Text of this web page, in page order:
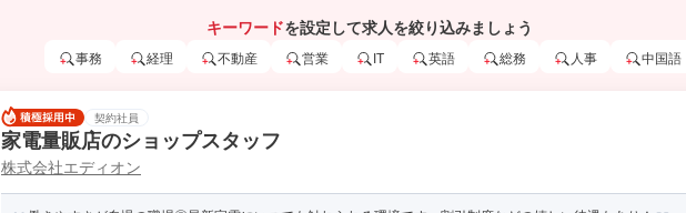
キーワードを設定して求人を絞り込みましょう
事務 経理 不動産 営業 IT 英語 総務 人事 中国語
契約社員
家電量販店のショップスタッフ
株式会社エディオン